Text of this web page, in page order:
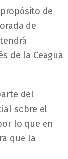
de
de
de la Ceagua
del
sobre el
lo que en
que la